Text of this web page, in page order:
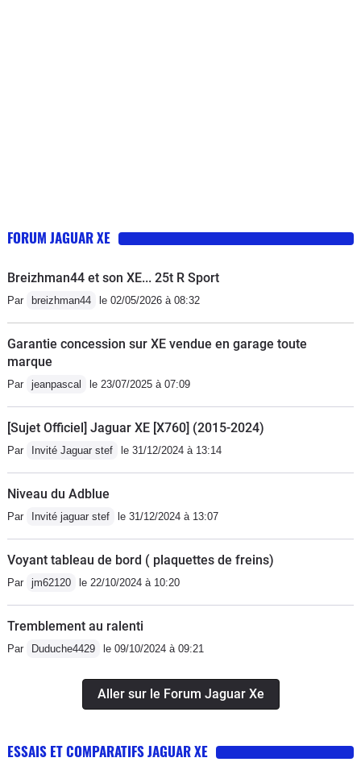
FORUM JAGUAR XE
Breizhman44 et son XE... 25t R Sport
Par breizhman44 le 02/05/2026 à 08:32
Garantie concession sur XE vendue en garage toute
marque
Par jeanpascal le 23/07/2025 à 07:09
[Sujet Officiel] Jaguar XE [X760] (2015-2024)
Par Invité Jaguar stef le 31/12/2024 à 13:14
Niveau du Adblue
Par Invité jaguar stef le 31/12/2024 à 13:07
Voyant tableau de bord ( plaquettes de freins)
Par jm62120 le 22/10/2024 à 10:20
Tremblement au ralenti
Par Duduche4429 le 09/10/2024 à 09:21
Aller sur le Forum Jaguar Xe
ESSAIS ET COMPARATIFS JAGUAR XE